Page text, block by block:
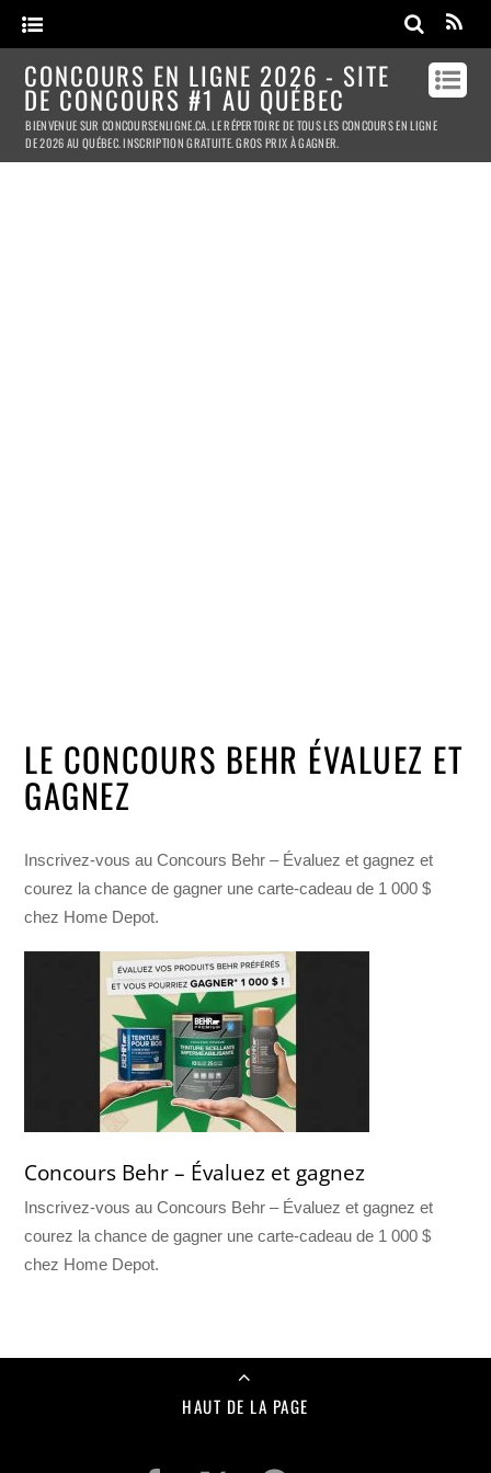
CONCOURS EN LIGNE 2026 - SITE
DE CONCOURS #1 AU QUÉBEC
BIENVENUE SUR CONCOURSENLIGNE.CA. LE RÉPERTOIRE DE TOUS LES CONCOURS EN LIGNE
DE 2026 AU QUÉBEC. INSCRIPTION GRATUITE. GROS PRIX À GAGNER.
LE CONCOURS BEHR ÉVALUEZ ET
GAGNEZ
Inscrivez-vous au Concours Behr – Évaluez et gagnez et
courez la chance de gagner une carte-cadeau de 1 000 $
chez Home Depot.
Concours Behr – Évaluez et gagnez
Inscrivez-vous au Concours Behr – Évaluez et gagnez et
courez la chance de gagner une carte-cadeau de 1 000 $
chez Home Depot.
HAUT DE LA PAGE